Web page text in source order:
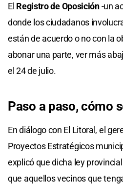
El Registro de Oposición-un
donde los ciudadanos
están de acuerdo o no con la
abonar una parte, ver más
el 24 de julio.
Paso a paso, cómo
En diálogo con El Litoral, el
Proyectos Estratégicos
explicó que dicha ley
que aquellos vecinos que